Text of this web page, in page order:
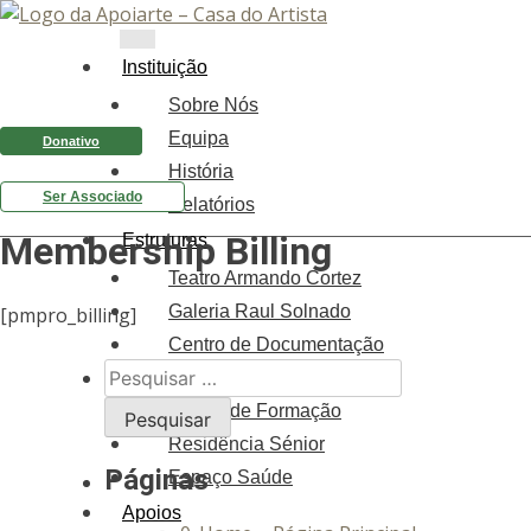
Instituição
Sobre Nós
Equipa
História
Relatórios
Estruturas
Teatro Armando Cortez
Galeria Raul Solnado
Centro de Documentação
Carmen Dolores
Centro de Formação
Residência Sénior
Espaço Saúde
Apoios
Donativo
Ser Associado
Membership Billing
[pmpro_billing]
Pesquisar
por:
Páginas